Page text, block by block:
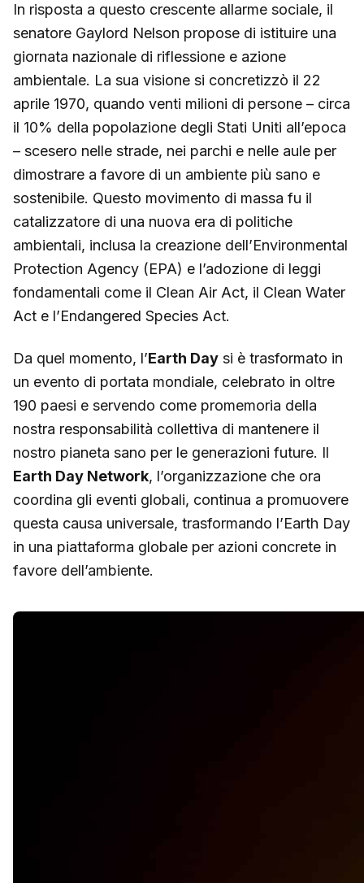
In risposta a questo crescente allarme sociale, il
senatore Gaylord Nelson propose di istituire una
giornata nazionale di riflessione e azione
ambientale. La sua visione si concretizzò il 22
aprile 1970, quando venti milioni di persone – circa
il 10% della popolazione degli Stati Uniti all’epoca
– scesero nelle strade, nei parchi e nelle aule per
dimostrare a favore di un ambiente più sano e
sostenibile. Questo movimento di massa fu il
catalizzatore di una nuova era di politiche
ambientali, inclusa la creazione dell’Environmental
Protection Agency (EPA) e l’adozione di leggi
fondamentali come il Clean Air Act, il Clean Water
Act e l’Endangered Species Act.
Da quel momento, l’Earth Day si è trasformato in
un evento di portata mondiale, celebrato in oltre
190 paesi e servendo come promemoria della
nostra responsabilità collettiva di mantenere il
nostro pianeta sano per le generazioni future. Il
Earth Day Network, l’organizzazione che ora
coordina gli eventi globali, continua a promuovere
questa causa universale, trasformando l’Earth Day
in una piattaforma globale per azioni concrete in
favore dell’ambiente.